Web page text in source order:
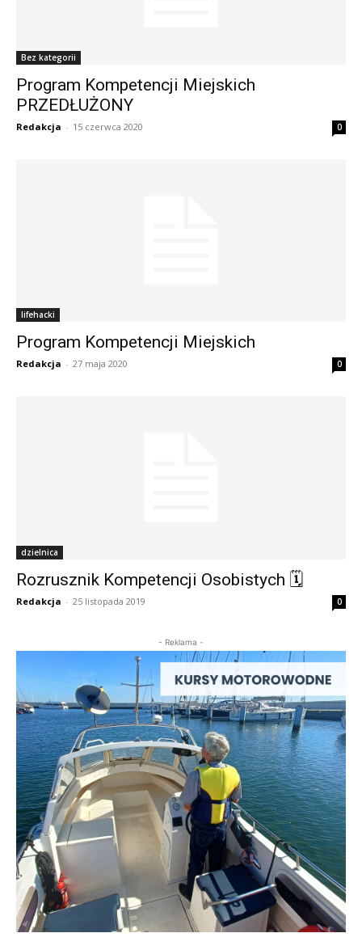
Bez kategorii
Program Kompetencji Miejskich
PRZEDŁUŻONY
Redakcja - 15 czerwca 2020 0
lifehacki
Program Kompetencji Miejskich
Redakcja - 27 maja 2020 0
dzielnica
Rozrusznik Kompetencji Osobistych 🗓
Redakcja - 25 listopada 2019 0
- Reklama -